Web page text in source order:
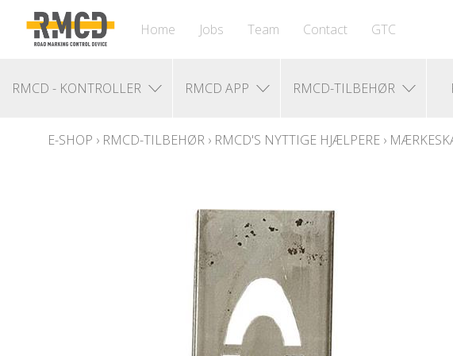
Home Jobs Team Contact GTC
RMCD - KONTROLLER RMCD APP RMCD-TILBEHØR
E-SHOP › RMCD-TILBEHØR › RMCD'S NYTTIGE HJÆLPERE ›